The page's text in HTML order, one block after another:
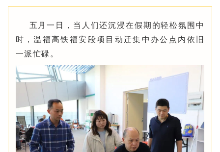
五月一日，当人们还沉浸在假期的轻松氛围中
时，温福高铁福安段项目动迁集中办公点内依旧
一派忙碌。